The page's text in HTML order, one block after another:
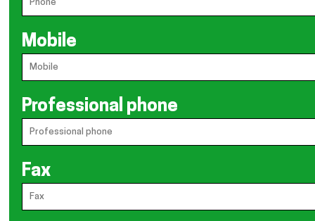
Mobile
Professional phone
Fax